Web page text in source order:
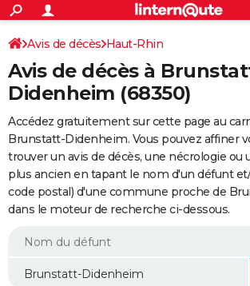
ACTUALITÉS
Politique
Société
Faits Divers
Education
Monde
Villes
+
SPORT
Coupe du monde 2026
Football
Tennis
Cyclisme
Rugby
Forum
CULTURE
FINANCE
Retraite
Impôts
Epargne
Immobilier
Risques naturels par ville
Banque
Assurance
Crédit
Essais
Réserver un essai
Citadines
Berlines
SUV
Forum auto
+
HIGH-TECH
Mobiles
Meilleur smartphone
Internet
Ordinateurs
Jeux vidéo
Guide high-tech
+
BRICOLAGE
Forum
Aménagement intérieur
Extérieur
Cuisine
Salle de bains
Jardinage
Rangement
WEEK-END
Guides de France
Escapades
Patrimoine
Expositions
Musées
Week-end nature
LIFESTYLE
S'inscrire
Connexion
Avis de décès Haut-Rhin
Avis de décès à
Didenheim (68350)
Accédez gratuitement sur cette page au
Brunstatt-Didenheim. Vous pouvez affiner
trouver un avis de décès, une nécrologie ou
plus ancien en tapant le nom d'un défunt
code postal) d'une commune proche de
dans le moteur de recherche ci-dessous.